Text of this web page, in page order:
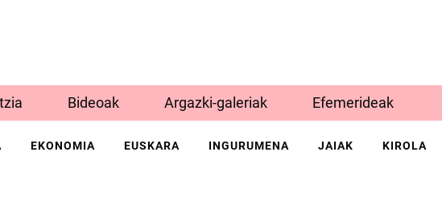
Bideoak Argazki-galeriak Efemerideak
EKONOMIA EUSKARA INGURUMENA JAIAK KIROLA